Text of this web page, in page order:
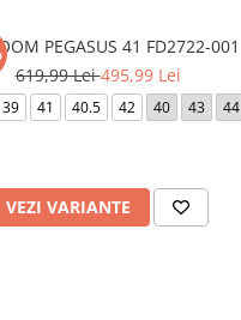
PEGASUS 41 FD2722-001
619,99 Lei495,99 Lei
39 41 40.5 42 40 43 44
VEZI VARIANTE